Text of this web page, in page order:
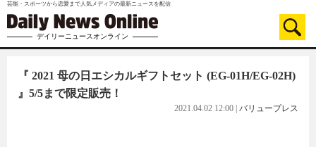
芸能・スポーツから恋愛まで人気メディアの最新ニュースを配信
デイリーニュースオンライン
『 2021 母の日エシカルギフトセット (EG-01H/EG-02H)
』5/5まで限定販売！
2021.04.02 12:00 バリュープレス